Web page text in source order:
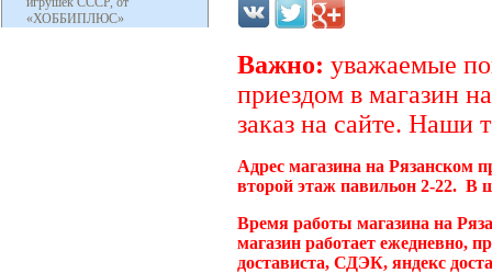
«ХОББИПЛЮС»
Важно: уважаемые
приездом в магазин
заказ на сайте. Наши
Адрес магазина на Рязанском
второй этаж павильон 2-22. В
Время работы магазина на
магазин работает ежедневно,
достависта, СДЭК, яндекс